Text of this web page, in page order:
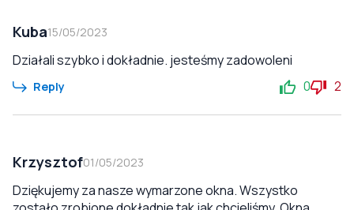
Kuba15/05/2023
Działali szybko i dokładnie. jesteśmy zadowoleni
Reply 0 2
Krzysztof01/05/2023
Dziękujemy za nasze wymarzone okna. Wszystko